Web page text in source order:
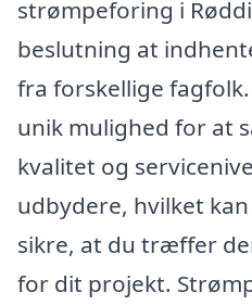
strømpeforing i
beslutning at
fra forskellige
unik mulighed for at
kvalitet og
udbydere, hvilket
sikre, at du træffer
for dit projekt.